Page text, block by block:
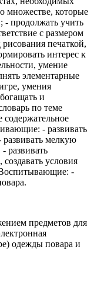
множестве, которые
- продолжать учить
с размером
печаткой,
интерес к
умение
элементарные
умения
и
по теме
содержательное
- развивать
мелкую
развивать
условия
Воспитывающие: -
предметов для
одежды повара и